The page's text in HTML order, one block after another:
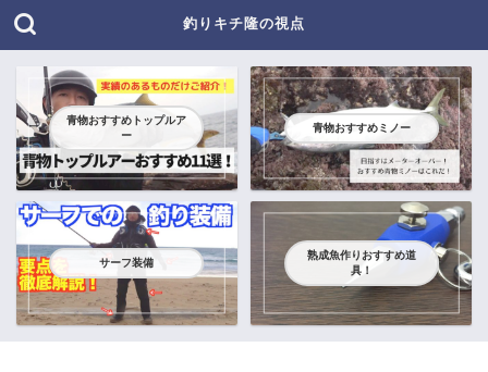
釣りキチ隆の視点
青物おすすめトップルア
ー
青物おすすめミノー
サーフ装備
熟成魚作りおすすめ道
具！